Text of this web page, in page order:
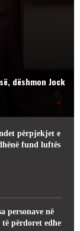
dëshmon Jock
përpjekjet e
fund luftës
personave në
përdoret edhe